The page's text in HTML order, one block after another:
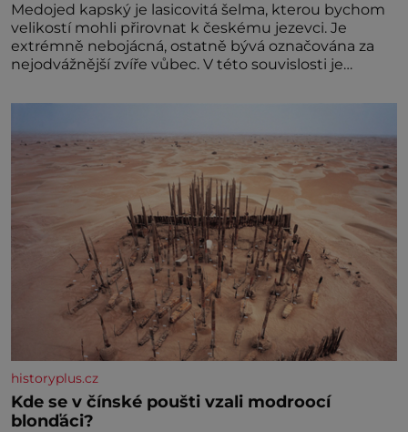
Medojed kapský je lasicovitá šelma, kterou bychom
velikostí mohli přirovnat k českému jezevci. Je
extrémně nebojácná, ostatně bývá označována za
nejodvážnější zvíře vůbec. V této souvislosti je
historyplus.cz
Kde se v čínské poušti vzali modroocí
blonďáci?